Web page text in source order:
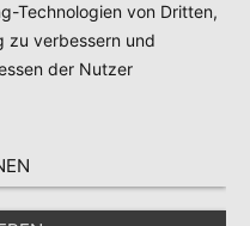
unberührt.
Technologien von Dritten,
zu verbessern und
der Nutzer